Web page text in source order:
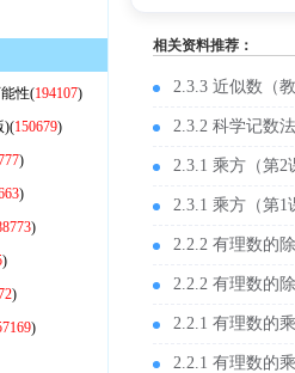
性(194107)
)(150679)
)
)
)
)
)
)
相关资料推荐：
2.3.3 近似数（
2.3.2 科学记数
2.3.1 乘方（第
2.3.1 乘方（第
2.2.2 有理数的
2.2.2 有理数的
2.2.1 有理数的
2.2.1 有理数的